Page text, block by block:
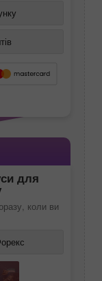
для
коли ви